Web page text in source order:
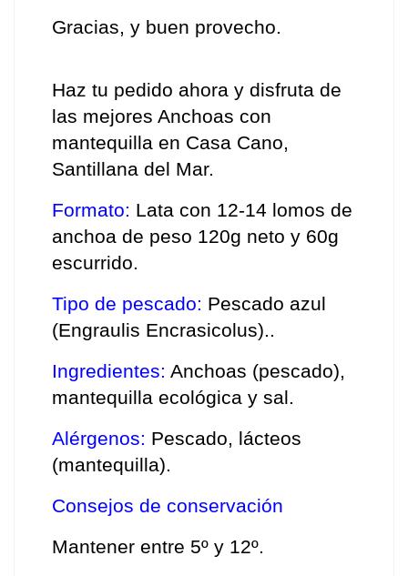
Gracias, y buen provecho.
Haz tu pedido ahora y disfruta de
las mejores Anchoas con
mantequilla en Casa Cano,
Santillana del Mar.
Formato: Lata con 12-14 lomos de
anchoa de peso 120g neto y 60g
escurrido.
Tipo de pescado:
(Engraulis Encrasicolus)..
Ingredientes: Anchoas (pescado),
mantequilla ecológica y sal.
Alérgenos: Pescado, lácteos
(mantequilla).
Consejos de conservación
Mantener entre 5º y 12º.